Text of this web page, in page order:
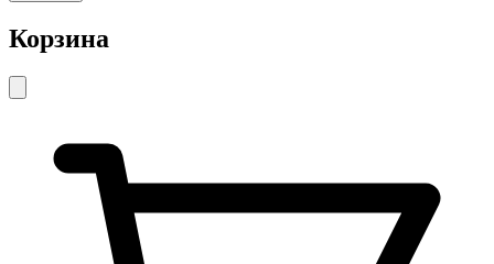
Корзина